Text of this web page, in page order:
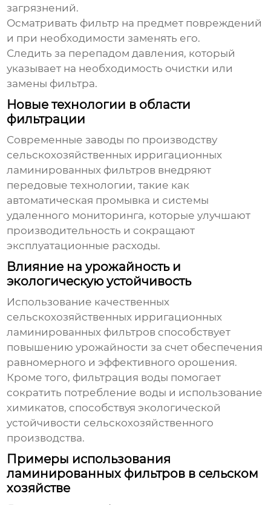
загрязнений.
Осматривать фильтр на предмет повреждений
и при необходимости заменять его.
Следить за перепадом давления, который
указывает на необходимость очистки или
замены фильтра.
Новые технологии в области
фильтрации
Современныезаводы по производству
сельскохозяйственных ирригационных
ламинированных фильтров внедряют
передовые технологии, такие как
автоматическая промывка и системы
удаленного мониторинга, которые улучшают
производительность и сокращают
эксплуатационные расходы.
Влияние на урожайность и
экологическую устойчивость
Использование качественных
сельскохозяйственных ирригационных
ламинированных фильтров способствует
повышению урожайности за счет обеспечения
равномерного и эффективного орошения.
Кроме того, фильтрация воды помогает
сократить потребление воды и использование
химикатов, способствуя экологической
устойчивости сельскохозяйственного
производства.
Примеры использования
ламинированных фильтров в сельском
хозяйстве